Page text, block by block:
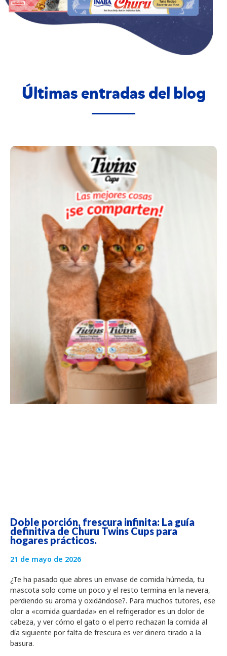
Últimas entradas del blog
Doble porción, frescura infinita: La guía
definitiva de Churu Twins Cups para
hogares prácticos.
21 de mayo de 2026
¿Te ha pasado que abres un envase de comida húmeda, tu
mascota solo come un poco y el resto termina en la nevera,
perdiendo su aroma y oxidándose?. Para muchos tutores, ese
olor a «comida guardada» en el refrigerador es un dolor de
cabeza, y ver cómo el gato o el perro rechazan la comida al
día siguiente por falta de frescura es ver dinero tirado a la
basura.